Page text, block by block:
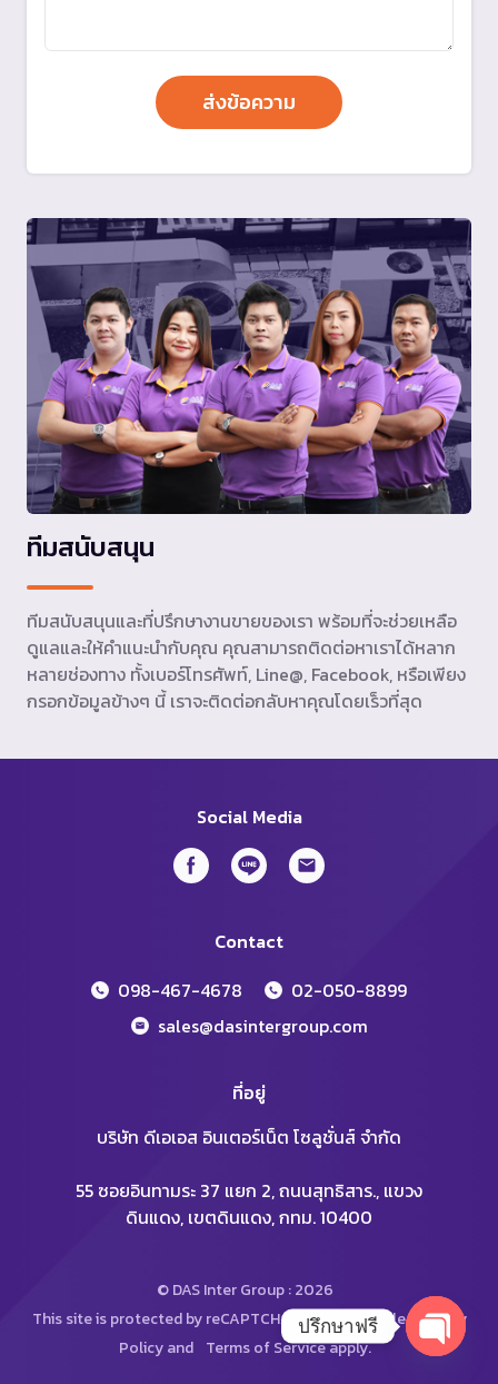
ทีมสนับสนุน
ทีมสนับสนุนและที่ปรึกษางานขายของเรา พร้อมที่จะช่วยเหลือ
ดูแลและให้คำแนะนำกับคุณ คุณสามารถติดต่อหาเราได้หลาก
หลายช่องทาง ทั้งเบอร์โทรศัพท์, Line@, Facebook, หรือเพียง
กรอกข้อมูลข้างๆ นี้ เราจะติดต่อกลับหาคุณโดยเร็วที่สุด
Social Media
Contact
098-467-4678
02-050-8899
sales@dasintergroup.com
ที่อยู่
บริษัท ดีเอเอส อินเตอร์เน็ต โซลูชั่นส์ จำกัด
55 ซอยอินทามระ 37 แยก 2, ถนนสุทธิสาร., แขวง
ดินแดง, เขตดินแดง, กทม. 10400
© DAS Inter Group : 2026
This site is protected by reCAPTCHA and the Google Privacy
Policyand Terms of Serviceapply.
ปรึกษาฟรี